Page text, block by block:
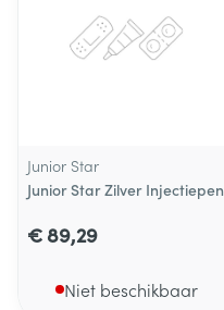
Junior Star
Junior Star Zilver Injectiepen
€ 89,29
Niet beschikbaar